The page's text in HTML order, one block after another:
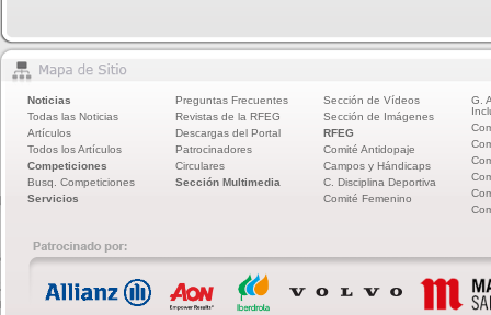
Noticias
Todas las Noticias
Artículos
Todos los Artículos
Competiciones
Busq. Competiciones
Servicios
Preguntas Frecuentes
Revistas de la RFEG
Descargas del Portal
Patrocinadores
Circulares
Sección Multimedia
Sección de Vídeos
Sección de Imágenes
RFEG
Comité Antidopaje
Campos y Hándicaps
C. Disciplina Deportiva
Comité Femenino
G.